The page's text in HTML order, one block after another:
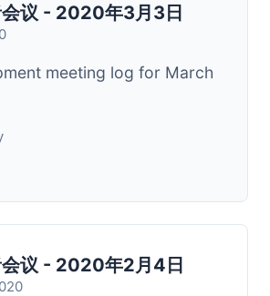
议 - 2020年3月3日
meeting log for March
议 - 2020年2月4日